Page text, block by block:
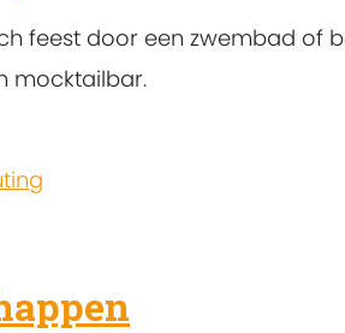
feest door een zwembad of
mocktailbar.